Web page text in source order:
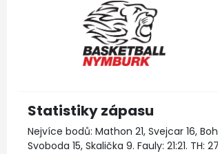
Statistiky zápasu
Nejvíce bodů: Mathon 21, Svejcar 16,
Svoboda 15, Skalička 9. Fauly: 21:21. TH: